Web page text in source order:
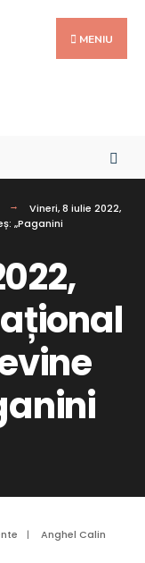
MENIU
Vineri, 8 iulie 2022,
„Paganini
| Anghel Calin